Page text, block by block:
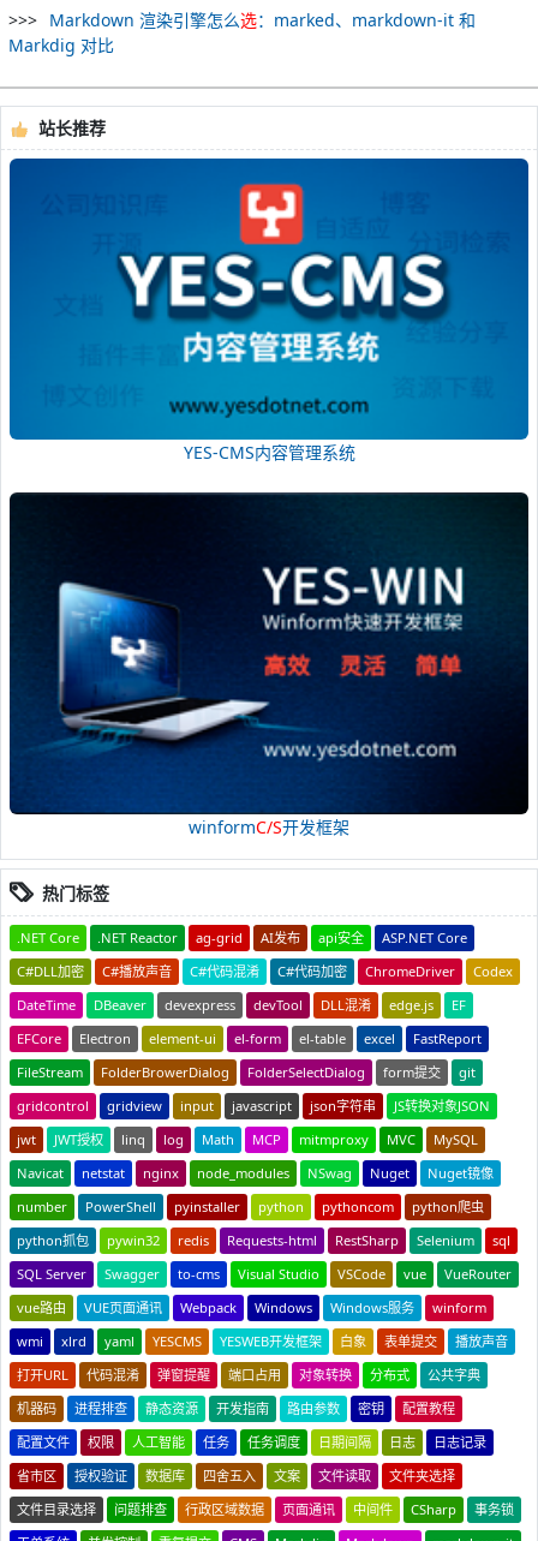
Markdown 渲染引擎怎么选：marked、markdown-it 和
Markdig 对比
站长推荐
YES-CMS内容管理系统
winformC/S开发框架
热门标签
.NET Core .NET Reactor ag-grid AI发布 api安全
ASP.NET Core
C#DLL加密
C#播放声音 C#代码混淆 C#代码加密 ChromeDriver
Codex
DateTime
DBeaver devexpress devTool DLL混淆 edge.js
EF
EFCore
Electron element-ui el-form el-table excel
FastReport
FileStream
FolderBrowerDialog FolderSelectDialog form提交
git
gridcontrol
gridview input javascript json字符串
JS转换对象JSON
jwt
JWT授权 linq log Math MCP mitmproxy MVC
MySQL
Navicat
netstat nginx node_modules NSwag Nuget
Nuget镜像
number
PowerShell pyinstaller python pythoncom
python爬虫
python抓包
pywin32 redis Requests-html RestSharp Selenium
sql
SQL Server
Swagger to-cms Visual Studio VSCode vue
VueRouter
vue路由
VUE页面通讯 Webpack Windows Windows服务
winform
wmi
xlrd yaml YESCMS YESWEB开发框架 白象 表单提交
播放声音
打开URL
代码混淆 弹窗提醒 端口占用 对象转换 分布式
公共字典
机器码
进程排查 静态资源 开发指南 路由参数 密钥
配置教程
配置文件
权限 人工智能 任务 任务调度 日期间隔 日志
日志记录
省市区
授权验证 数据库 四舍五入 文案 文件读取
文件夹选择
文件目录选择
问题排查 行政区域数据 页面通讯 中间件 CSharp
事务锁